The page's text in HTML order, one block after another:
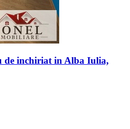
de inchiriat in Alba Iulia,